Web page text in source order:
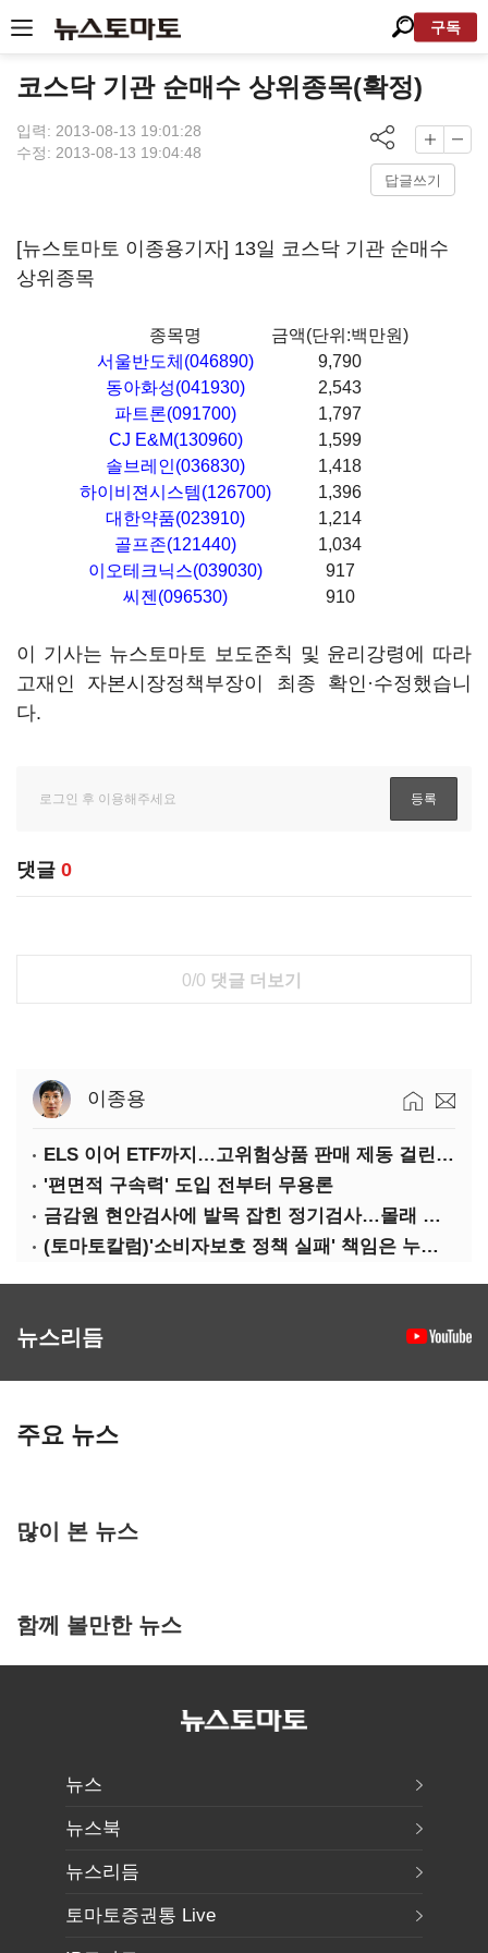
구독
코스닥 기관 순매수 상위종목(확정)
입력: 2013-08-13 19:01:28
수정: 2013-08-13 19:04:48
답글쓰기
[뉴스토마토 이종용기자] 13일 코스닥 기관 순매수
상위종목
종목명
금액(단위:백만원)
서울반도체(046890)
9,790
동아화성(041930)
2,543
파트론(091700)
1,797
CJ E&M(130960)
1,599
솔브레인(036830)
1,418
하이비젼시스템(126700)
1,396
대한약품(023910)
1,214
골프존(121440)
1,034
이오테크닉스(039030)
917
씨젠(096530)
910
이 기사는 뉴스토마토 보도준칙 및 윤리강령에 따라
고재인 자본시장정책부장이 최종 확인·수정했습니
다.
댓글 0
0/0 댓글 더보기
이종용
ELS 이어 ETF까지…고위험상품 판매 제동 걸린 은행
'편면적 구속력' 도입 전부터 무용론
금감원 현안검사에 발목 잡힌 정기검사…몰래 웃는 금융권
(토마토칼럼)'소비자보호 정책 실패' 책임은 누가 지나
뉴스리듬
주요 뉴스
많이 본 뉴스
함께 볼만한 뉴스
뉴스
뉴스북
뉴스리듬
토마토증권통 Live